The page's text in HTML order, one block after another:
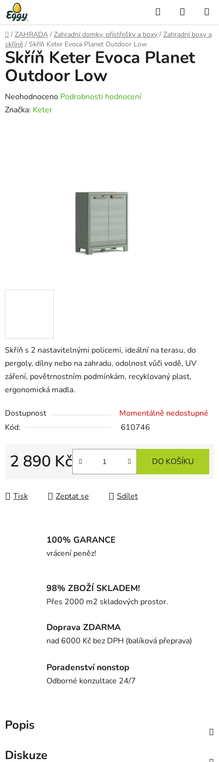
Přejít
na
obsah
Hledat
KOŠÍK
Domů
/ ZAHRADA / Zahradní domky, přístřešky a boxy / Zahradní boxy a
skříně / Skříň Keter Evoca Planet Outdoor Low
Skříň s 2 nastavitelnými policemi, ideální na terasu, do
pergoly, dílny nebo na zahradu, odolnost vůči vodě, UV
záření, povětrnostním podmínkám, recyklovaný plast,
ergonomická madla.
Dostupnost
Momentálně nedostupné
Kód:
610746
2 890 Kč DO KOŠÍKU
Tisk Zeptat se Sdílet
Skříň Keter Evoca Planet
Outdoor Low
Průměrné
hodnocení
Neohodnoceno Podrobnosti hodnocení
Značka: Keter
100% GARANCE
vrácení peněz!
98% ZBOŽÍ SKLADEM!
Přes 2000 m2 skladových prostor.
Doprava ZDARMA
nad 6000 Kč bez DPH (balíková přeprava)
Poradenství nonstop
Odborné konzultace 24/7
Popis
Diskuze